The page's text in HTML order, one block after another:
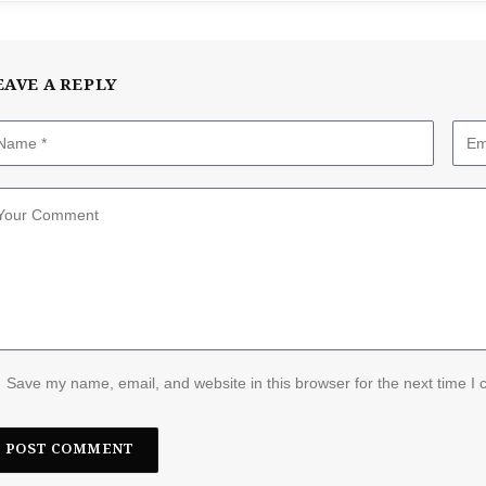
A REPLY
Save my name, email, and website in this browser for the next time I